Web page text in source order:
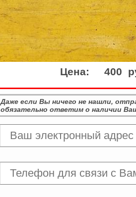
Цена: 400
Даже если Вы ничего не нашли,
обязательно ответим о наличии